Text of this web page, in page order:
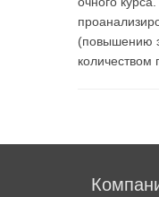
(повышению
количеством